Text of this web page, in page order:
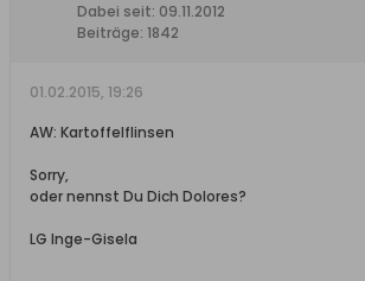
Dabei seit: 09.11.2012
Beiträge: 1842
01.02.2015, 19:26
AW: Kartoffelflinsen
Sorry,
oder nennst Du Dich Dolores?
LG Inge-Gisela